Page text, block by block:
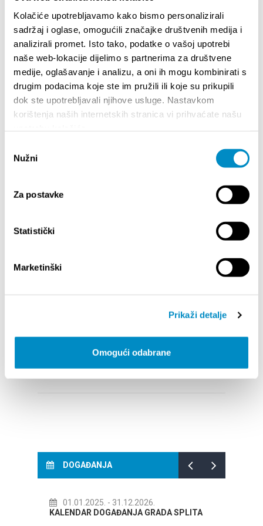
Kolačiće upotrebljavamo kako bismo personalizirali
sadržaj i oglase, omogućili značajke društvenih medija i
analizirali promet. Isto tako, podatke o vašoj upotrebi
naše web-lokacije dijelimo s partnerima za društvene
medije, oglašavanje i analizu, a oni ih mogu kombinirati s
drugim podacima koje ste im pružili ili koje su prikupili
dok ste upotrebljavali njihove usluge. Nastavkom
korištenja naših internetskih stranica vi prihvaćate našu
pristanka
Nužni
Za postavke
Statistički
Marketinški
Prikaži detalje
Omogući odabrane
hip-hopa pripremaju poseban Božićni koncert u
klubu Porat. Pridružite nam se u slavlju uz bend koji
je obilježio generacije!
Ulaznice:https://shop.adriaticket.com
Podijelite:
INFORMACIJA – IZDAVANJE REGISTRACIJSKOG
DOGAĐANJA
- 31.12.2026.
GRADA SPLITA
72. SPLITSKO LJETO